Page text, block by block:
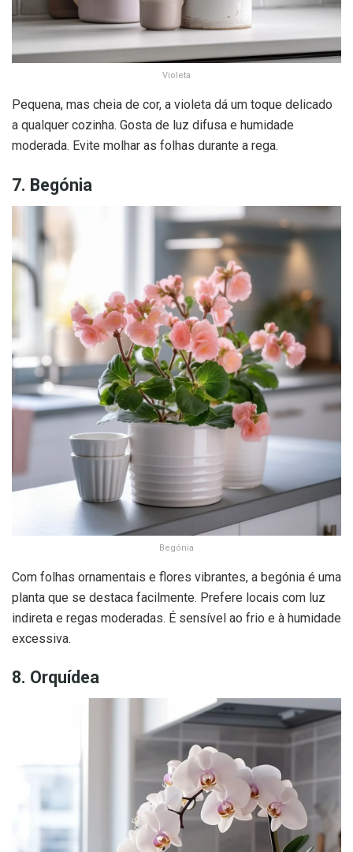
Violeta
Pequena, mas cheia de cor, a violeta dá um toque delicado
a qualquer cozinha. Gosta de luz difusa e humidade
moderada. Evite molhar as folhas durante a rega.
7. Begónia
Begónia
Com folhas ornamentais e flores vibrantes, a begónia é uma
planta que se destaca facilmente. Prefere locais com luz
indireta e regas moderadas. É sensível ao frio e à humidade
excessiva.
8. Orquídea